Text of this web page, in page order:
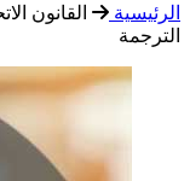
الرئيسية
الترجمة